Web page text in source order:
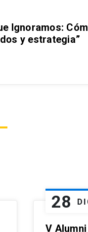
Ignoramos:
y estrategia”
28
V